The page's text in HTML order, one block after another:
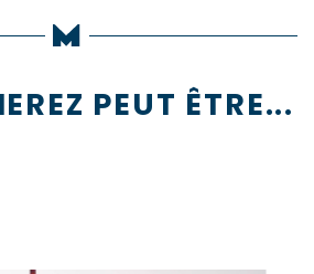
PEUT ÊTRE...